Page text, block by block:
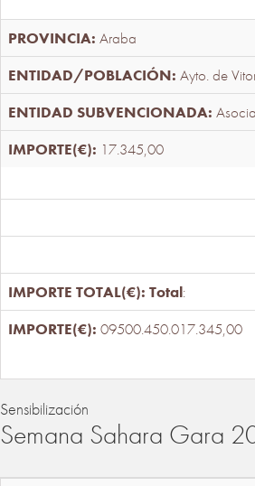
Araba
Ayto. de
17.345,00
Total:
09500.450.017.345,00
Sensibilización
Semana Sahara Gara